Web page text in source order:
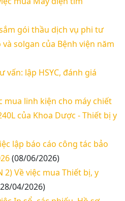
gói thầu dịch vụ phi tư
solgan của Bệnh viện năm
vấn: lập HSYC, đánh giá
mua linh kiện cho máy chiết
của Khoa Dược - Thiết bị y
lập báo cáo công tác bảo
(08/06/2026)
2) Về việc mua Thiết bị, y
04/2026)
hình led phòng họp
vệ sinh máy lạnh các
viện
khảo sát hiện trạng và
từ Khoa Dược đến Bếp
viện
mời báo giá thiết bị